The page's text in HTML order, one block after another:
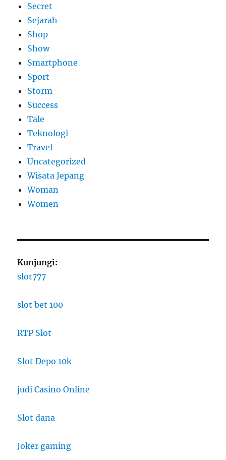
Secret
Sejarah
Shop
Show
Smartphone
Sport
Storm
Success
Tale
Teknologi
Travel
Uncategorized
Wisata Jepang
Woman
Women
Kunjungi:
slot777
slot bet 100
RTP Slot
Slot Depo 10k
judi Casino Online
Slot dana
Joker gaming